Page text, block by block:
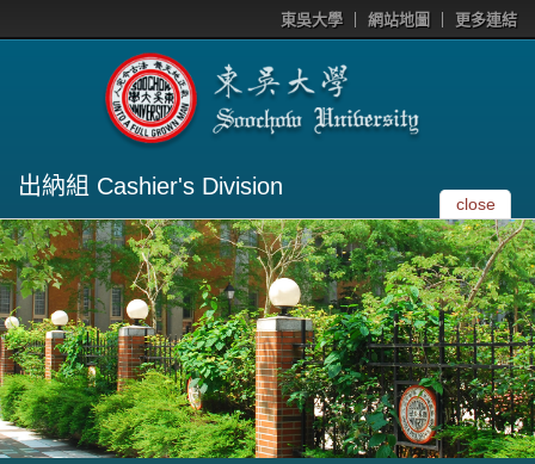
東吳大學 網站地圖 更多連結
出納組 Cashier's Division
close